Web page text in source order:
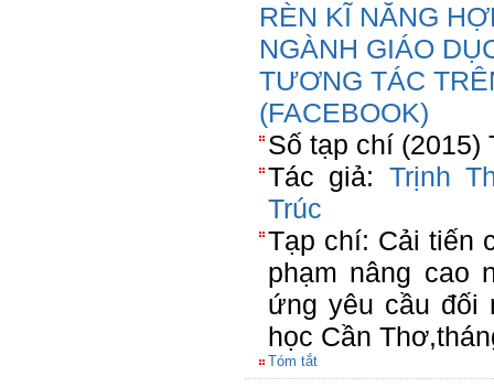
RÈN KĨ NĂNG
NGÀNH GIÁO
TƯƠNG TÁC
(FACEBOOK)
Số tạp chí (2015)
Tác giả: Trịnh
Trúc
Tạp chí: Cải tiến
phạm nâng cao
ứng yêu cầu đối
học Cần
Tóm tắt